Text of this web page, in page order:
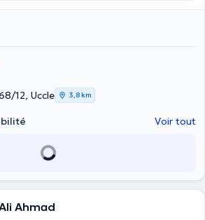
12, Uccle 3,8 km
Voir tout
Ahmad